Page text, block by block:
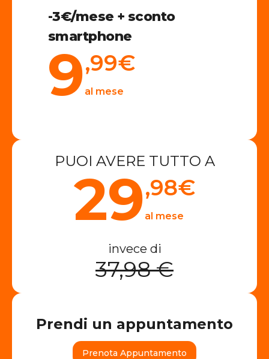
-3€/mese + sconto
smartphone
9,99€
al mese
PUOI AVERE TUTTO A
29,98€
al mese
invece di
37,98 €
Prendi un appuntamento
Prenota Appuntamento